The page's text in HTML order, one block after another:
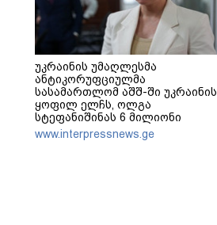
უკრაინის უმაღლესმა
ანტიკორუფციულმა
სასამართლომ აშშ-ში უკრაინის
ყოფილ ელჩს, ოლგა
სტეფანიშინას 6 მილიონი
გრივნის ოდენობის გირაოს
გადახდა დააკისრა
www.interpressnews.ge